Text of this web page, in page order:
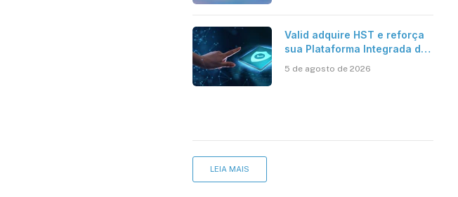
Valid adquire HST e reforça
sua Plataforma Integrada de
5 de agosto de 2026
LEIA MAIS